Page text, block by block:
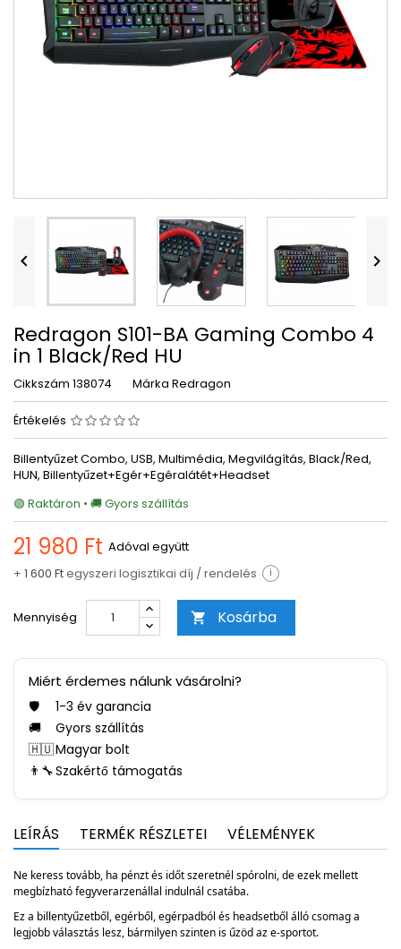
 
Redragon S101-BA Gaming Combo 4
in 1 Black/Red HU
Cikkszám 138074 Márka Redragon
Értékelés
Billentyűzet Combo, USB, Multimédia, Megvilágítás, Black/Red,
HUN, Billentyűzet+Egér+Egéralátét+Headset
🟢 Raktáron • 🚚 Gyors szállítás
21 980 Ft Adóval együtt
+ 1 600 Ftegyszeri logisztikai díj / rendelés i
Mennyiség  Kosárba
Miért érdemes nálunk vásárolni?
🛡️
1-3 év garancia
🚚
Gyors szállítás
🇭🇺Magyar bolt
👨‍🔧Szakértő támogatás
LEÍRÁS TERMÉK RÉSZLETEI VÉLEMÉNYEK
​Ne keress tovább, ha pénzt és időt szeretnél spórolni, de ezek mellett
megbízható fegyverarzenállal indulnál csatába.
Ez a billentyűzetből, egérből, egérpadból és headsetből álló csomag a
legjobb választás lesz, bármilyen szinten is űzöd az e-sportot.